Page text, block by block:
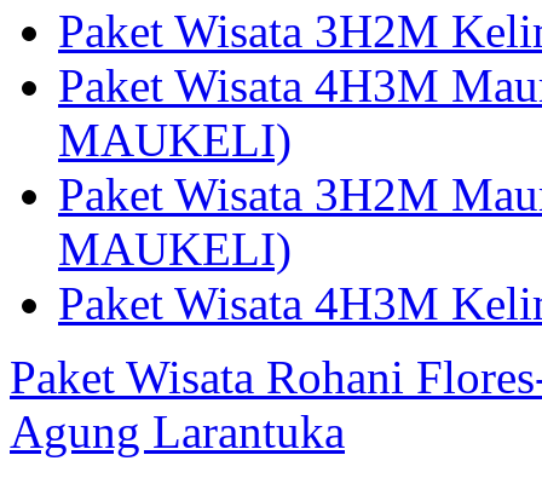
Paket Wisata 3H2M
Paket Wisata 4H3M
MAUKELI)
Paket Wisata 3H2M
MAUKELI)
Paket Wisata 4H3M
Paket Wisata Rohani
Agung Larantuka